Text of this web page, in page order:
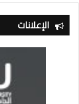
الإعلانات